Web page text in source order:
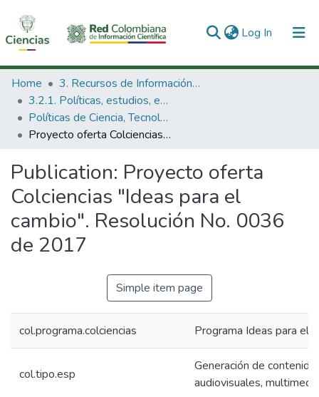
Log In (current)
Communities & Collections
All of DSpace
Statistics
Home
3. Recursos de Información Científica y Tecnológica
3.2.1. Políticas, estudios, evaluaciones e indicadores de CTeI
Políticas de Ciencia, Tecnología e Innovación
Proyecto oferta Colciencias "Ideas para el cambio". Resolución No. 0036 de 2017
Publication: Proyecto oferta
Colciencias "Ideas para el
cambio". Resolución No. 0036
de 2017
Simple item page
col.programa.colciencias Programa Ideas para el
col.tipo.esp
Generación de
audiovisuales,